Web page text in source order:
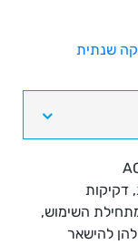
שנתית
דקיקות
השימוש,
להישאר